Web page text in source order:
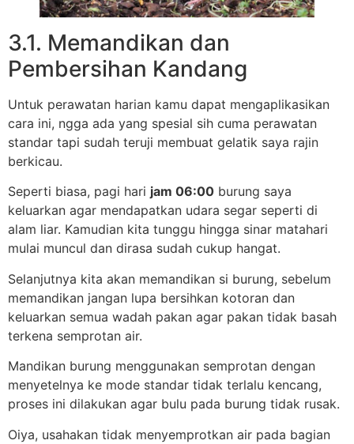
3.1. Memandikan dan
Pembersihan Kandang
Untuk perawatan harian kamu dapat mengaplikasikan
cara ini, ngga ada yang spesial sih cuma perawatan
standar tapi sudah teruji membuat gelatik saya rajin
berkicau.
Seperti biasa, pagi hari jam 06:00 burung saya
keluarkan agar mendapatkan udara segar seperti di
alam liar. Kamudian kita tunggu hingga sinar matahari
mulai muncul dan dirasa sudah cukup hangat.
Selanjutnya kita akan memandikan si burung, sebelum
memandikan jangan lupa bersihkan kotoran dan
keluarkan semua wadah pakan agar pakan tidak basah
terkena semprotan air.
Mandikan burung menggunakan semprotan dengan
menyetelnya ke mode standar tidak terlalu kencang,
proses ini dilakukan agar bulu pada burung tidak rusak.
Oiya, usahakan tidak menyemprotkan air pada bagian